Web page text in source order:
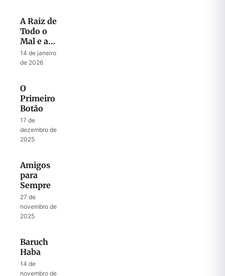
A Raiz de
Todo o
Mal e a
Chave
para Todo
14 de janeiro
de 2026
O
Primeiro
Botão
17 de
dezembro de
2025
Amigos
para
Sempre
27 de
novembro de
2025
Baruch
Haba
14 de
novembro de